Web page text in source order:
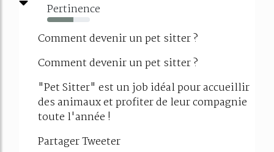
Pertinence
62%
Comment devenir un pet sitter ?
Comment devenir un pet sitter ?
"Pet Sitter" est un job idéal pour accueillir
des animaux et profiter de leur compagnie
toute l'année !
Partager Tweeter